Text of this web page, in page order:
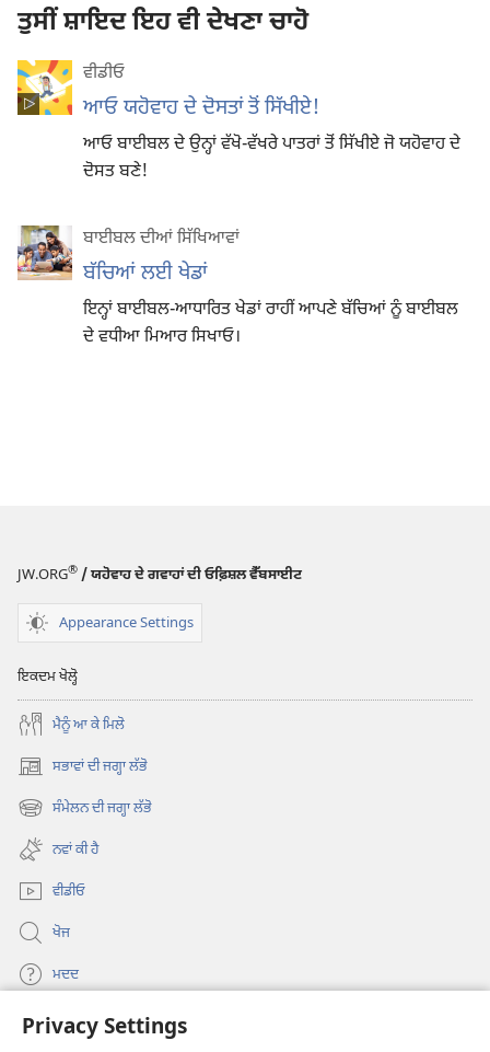
Privacy Settings
ਤੁਸੀਂ ਸ਼ਾਇਦ ਇਹ ਵੀ ਦੇਖਣਾ ਚਾਹੋ
ਵੀਡੀਓ
ਆਓ ਯਹੋਵਾਹ ਦੇ ਦੋਸਤਾਂ ਤੋਂ ਸਿੱਖੀਏ!
ਆਓ ਬਾਈਬਲ ਦੇ ਉਨ੍ਹਾਂ ਵੱਖੋ-ਵੱਖਰੇ ਪਾਤਰਾਂ ਤੋਂ ਸਿੱਖੀਏ ਜੋ ਯਹੋਵਾਹ ਦੇ
ਦੋਸਤ ਬਣੇ!
ਬਾਈਬਲ ਦੀਆਂ ਸਿੱਖਿਆਵਾਂ
ਬੱਚਿਆਂ ਲਈ ਖੇਡਾਂ
ਇਨ੍ਹਾਂ ਬਾਈਬਲ-ਆਧਾਰਿਤ ਖੇਡਾਂ ਰਾਹੀਂ ਆਪਣੇ ਬੱਚਿਆਂ ਨੂੰ ਬਾਈਬਲ
ਦੇ ਵਧੀਆ ਮਿਆਰ ਸਿਖਾਓ।
JW.ORG® / ਯਹੋਵਾਹ ਦੇ ਗਵਾਹਾਂ ਦੀ ਓਫ਼ਿਸ਼ਲ ਵੈੱਬਸਾਈਟ
Appearance Settings
ਇਕਦਮ ਖੋਲ੍ਹੋ
ਮੈਨੂੰ ਆ ਕੇ ਮਿਲੋ
ਸਭਾਵਾਂ ਦੀ ਜਗ੍ਹਾ ਲੱਭੋ
(opens
new ਸੰਮੇਲਨ ਦੀ ਜਗ੍ਹਾ ਲੱਭੋ
(opens
new
window)
ਨਵਾਂ ਕੀ ਹੈ
ਵੀਡੀਓ
ਖੋਜ
ਮਦਦ
ਦਾਨ